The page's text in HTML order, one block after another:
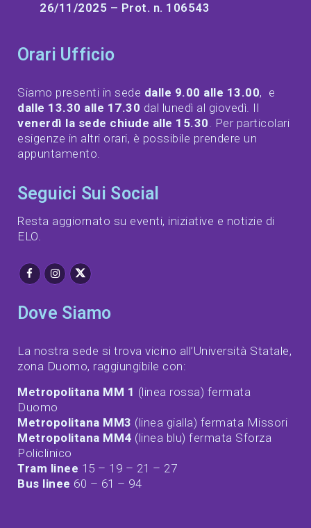
26/11/2025 – Prot. n. 106543
Orari Ufficio
Siamo presenti in sede dalle 9.00 alle 13.00, e
dalle 13.30 alle 17.30 dal lunedì al giovedì. Il
venerdì la sede chiude alle 15.30. Per particolari
esigenze in altri orari, è possibile prendere un
appuntamento.
Seguici Sui Social
Resta aggiornato su eventi, iniziative e notizie di
ELO.
Dove Siamo
La nostra sede si trova vicino all’Università Statale,
zona Duomo, raggiungibile con:
Metropolitana MM 1 (linea rossa) fermata
Duomo
Metropolitana MM3 (linea gialla) fermata Missori
Metropolitana MM4 (linea blu) fermata Sforza
Policlinico
Tram linee 15 – 19 – 21 – 27
Bus linee 60 – 61 – 94